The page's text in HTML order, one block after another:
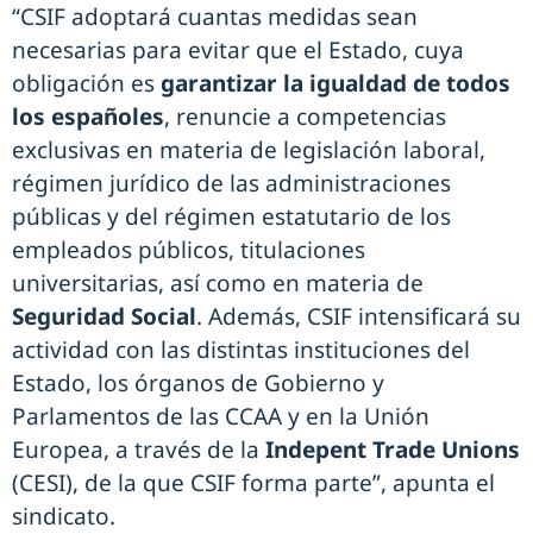
“CSIF adoptará cuantas medidas sean
necesarias para evitar que el Estado, cuya
obligación es garantizar la igualdad de todos
los españoles, renuncie a competencias
exclusivas en materia de legislación laboral,
régimen jurídico de las administraciones
públicas y del régimen estatutario de los
empleados públicos, titulaciones
universitarias, así como en materia de
Seguridad Social. Además, CSIF intensificará su
actividad con las distintas instituciones del
Estado, los órganos de Gobierno y
Parlamentos de las CCAA y en la Unión
Europea, a través de la Indepent Trade Unions
(CESI), de la que CSIF forma parte”, apunta el
sindicato.